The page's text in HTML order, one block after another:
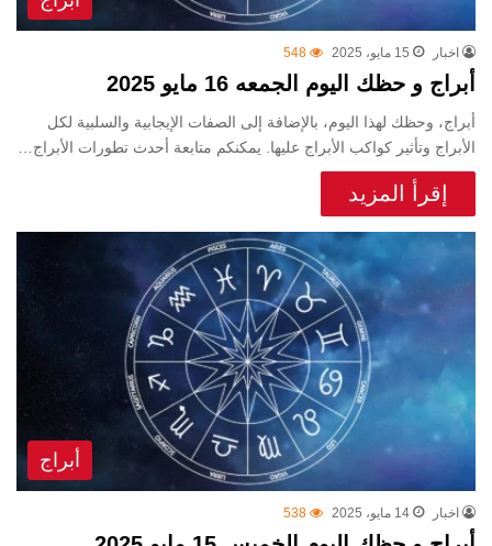
اخبار 15 مايو، 2025 548
أبراج و حظك اليوم الجمعه 16 مايو 2025
أبراج، وحظك لهذا اليوم، بالإضافة إلى الصفات الإيجابية والسلبية لكل
الأبراج وتأثير كواكب الأبراج عليها. يمكنكم متابعة أحدث تطورات الأبراج…
إقرأ المزيد
أبراج
اخبار 14 مايو، 2025 538